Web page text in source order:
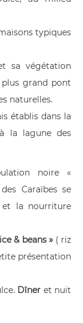
typiques
sa végétation
grand pont
naturelles.
établis dans la
la lagune des
noire «
Caraïbes se
et la nourriture
& beans »( riz
présentation
Dîner et nuit